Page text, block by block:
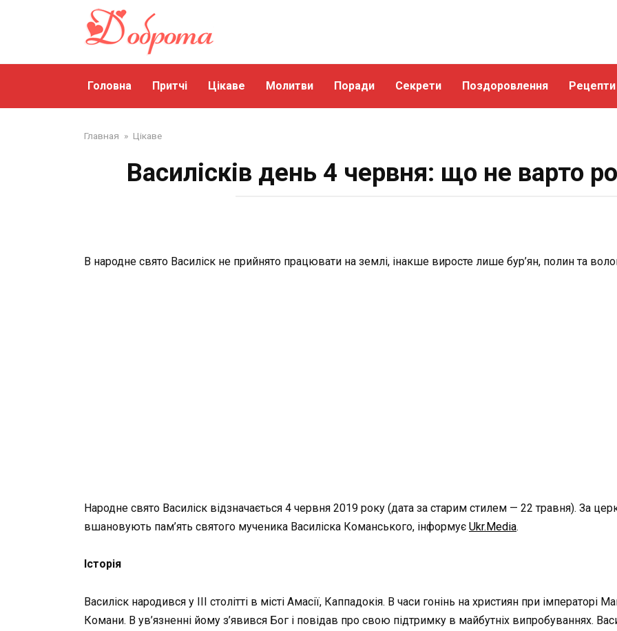
Головна Притчі Цікаве Молитви Поради Секрети Поздоровлення Рецепти
Главная » Цікаве
Василісків день 4 червня: що не варто
В народне свято Василіск не прийнято працювати на землі, інакше виросте лише бур’ян, полин та
Народне свято Василіск відзначається 4 червня 2019 року (дата за старим стилем — 22 травня). За
вшановують пам’ять святого мученика Василіска Команського, інформує Ukr.Media.
Історія
Василіск народився у III столітті в місті Амасії, Каппадокія. В часи гонінь на християн при імператорі
Комани. В ув’язненні йому з’явився Бог і повідав про свою підтримку в майбутніх випробуваннях.